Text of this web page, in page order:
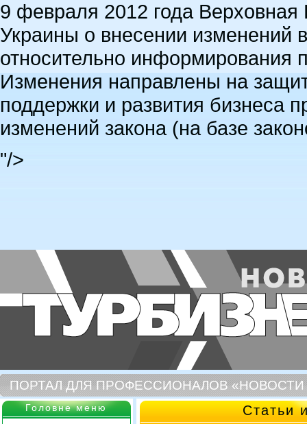
9 февраля 2012 года Верховная
Украины о внесении изменений
относительно информирования
Изменения направлены на
поддержки и развития бизнеса
изменений закона (на базе
"/>
ПОРТАЛ ДЛЯ ПРОФЕССИОНАЛОВ «НОВОСТИ
Головне меню Статьи